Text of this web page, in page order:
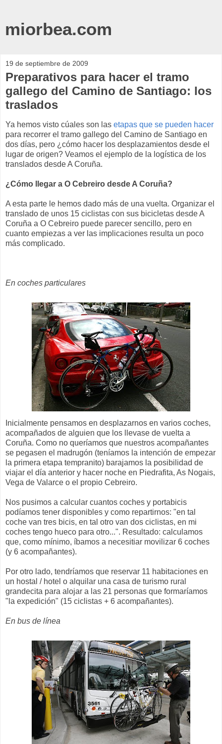
miorbea.com
19 de septiembre de 2009
Preparativos para hacer el tramo
gallego del Camino de Santiago: los
traslados
Ya hemos visto cúales son las etapas que se pueden hacer
para recorrer el tramo gallego del Camino de Santiago en
dos días, pero ¿cómo hacer los desplazamientos desde el
lugar de origen? Veamos el ejemplo de la logística de los
translados desde A Coruña.
¿Cómo llegar a O Cebreiro desde A Coruña?
A esta parte le hemos dado más de una vuelta. Organizar el
translado de unos 15 ciclistas con sus bicicletas desde A
Coruña a O Cebreiro puede parecer sencillo, pero en
cuanto empiezas a ver las implicaciones resulta un poco
más complicado.
En coches particulares
Inicialmente pensamos en desplazarnos en varios coches,
acompañados de alguien que los llevase de vuelta a
Coruña. Como no queríamos que nuestros acompañantes
se pegasen el madrugón (teníamos la intención de empezar
la primera etapa tempranito) barajamos la posibilidad de
viajar el día anterior y hacer noche en Piedrafita, As Nogais,
Vega de Valarce o el propio Cebreiro.
Nos pusimos a calcular cuantos coches y portabicis
podíamos tener disponibles y como repartirnos: "en tal
coche van tres bicis, en tal otro van dos ciclistas, en mi
coches tengo hueco para otro...". Resultado: calculamos
que, como mínimo, íbamos a necesitiar movilizar 6 coches
(y 6 acompañantes).
Por otro lado, tendríamos que reservar 11 habitaciones en
un hostal / hotel o alquilar una casa de turismo rural
grandecita para alojar a las 21 personas que formaríamos
"la expedición" (15 ciclistas + 6 acompañantes).
En bus de línea